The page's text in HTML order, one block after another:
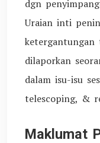
dgn
Uraian inti
ketergantungan
dilaporkan
dalam isu-isu
telescoping, &
Maklumat